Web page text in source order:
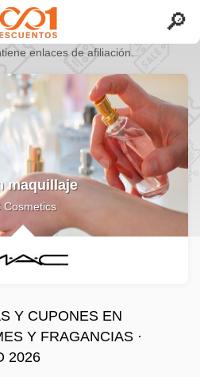
enlaces de afiliación.
maquillaje
Cosmetics
Y CUPONES EN
Y FRAGANCIAS ·
2026